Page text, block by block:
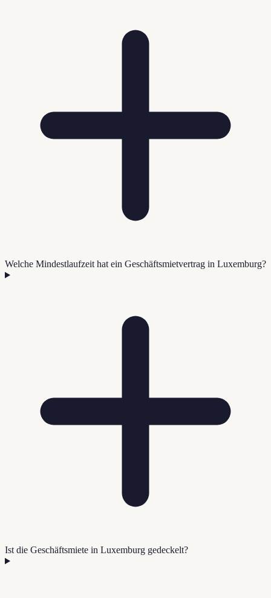
Welche Mindestlaufzeit hat ein Geschäftsmietvertrag in Luxemburg?
Ist die Geschäftsmiete in Luxemburg gedeckelt?